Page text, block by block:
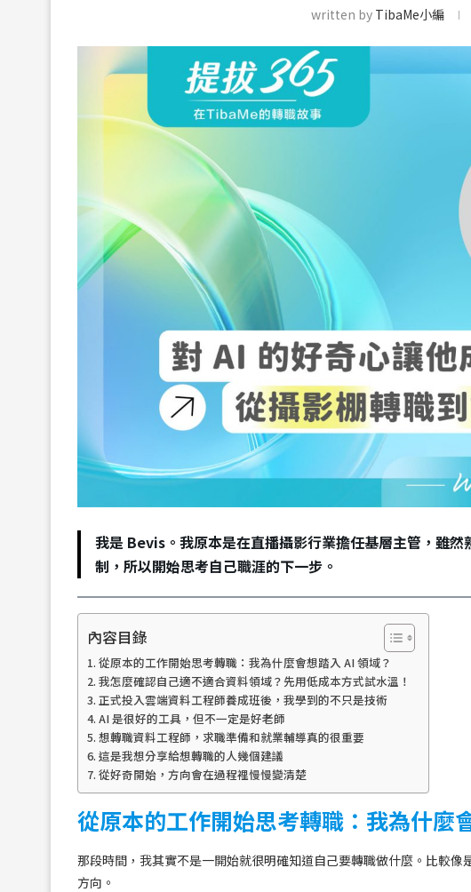
written by TibaMe小編
我是 Bevis。我原本是在直播攝影行業擔任基層主管，雖
制，所以開始思考自己職涯的下一步。
內容目錄
從原本的工作開始思考轉職：我為什麼會想踏入 AI 領域？
我怎麼確認自己適不適合資料領域？先用低成本方式試水溫！
正式投入雲端資料工程師養成班後，我學到的不只是技術
AI 是很好的工具，但不一定是好老師
想轉職資料工程師，求職準備和就業輔導真的很重要
這是我想分享給想轉職的人幾個建議
從好奇開始，方向會在過程裡慢慢變清楚
從原本的工作開始思考轉職：我為什麼
那段時間，我其實不是一開始就很明確知道自己要轉職做什麼。比較
方向。